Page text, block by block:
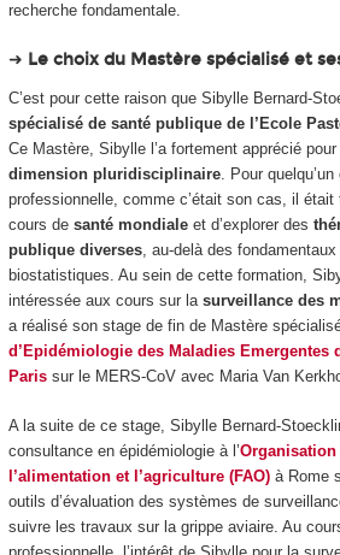
recherche fondamentale.
➜ Le choix du Mastère spécialisé et
C’est pour cette raison que Sibylle Bernard-
spécialisé de santé publique de l’Ecole
Ce Mastère, Sibylle l’a fortement apprécié
dimension pluridisciplinaire. Pour
professionnelle, comme c’était son cas, il était
cours de santé mondialeet d’explorer des
publique diverses, au-delà des fondamentaux
biostatistiques. Au sein de cette formation,
intéressée aux cours sur la surveillance des
a réalisé son stage de fin de Mastère
d’Epidémiologie des Maladies Emergentes
Parissur le MERS-CoV avec Maria Van
A la suite de ce stage, Sibylle Bernard-
consultance en épidémiologie à l’
l’alimentation et l’agriculture (FAO)à Rome
outils d’évaluation des systèmes de
suivre les travaux sur la grippe aviaire. Au